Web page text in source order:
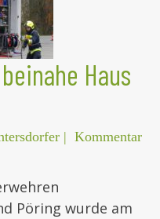
Haus
| Kommentar
Pöring wurde am